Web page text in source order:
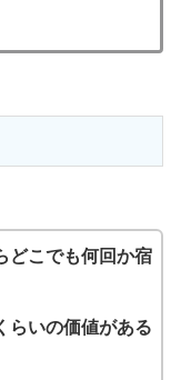
どこでも何回か宿
らいの価値がある